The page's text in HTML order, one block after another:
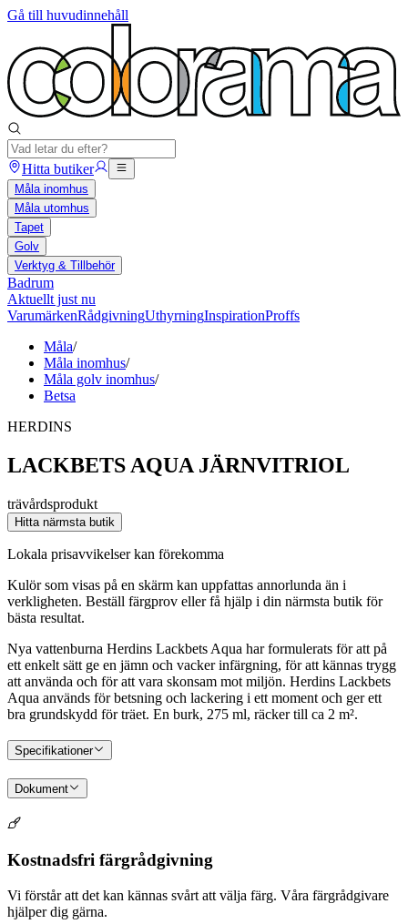
Gå till huvudinnehåll
Hitta butiker
Måla inomhus
Måla utomhus
Tapet
Golv
Verktyg & Tillbehör
Badrum
Aktuellt just nu
VarumärkenRådgivningUthyrningInspirationProffs
Måla/
Måla inomhus/
Måla golv inomhus/
Betsa
HERDINS
LACKBETS AQUA JÄRNVITRIOL
trävårdsprodukt
Hitta närmsta butik
Lokala prisavvikelser kan förekomma
Kulör som visas på en skärm kan uppfattas annorlunda än i
verkligheten. Beställ färgprov eller få hjälp i din närmsta butik för
bästa resultat.
Nya vattenburna Herdins Lackbets Aqua har formulerats för att på
ett enkelt sätt ge en jämn och vacker infärgning, för att kännas trygg
att använda och för att vara skonsam mot miljön. Herdins Lackbets
Aqua används för betsning och lackering i ett moment och ger ett
bra grundskydd för träet. En burk, 275 ml, räcker till ca 2 m².
Specifikationer
Dokument
Kostnadsfri färgrådgivning
Vi förstår att det kan kännas svårt att välja färg. Våra färgrådgivare
hjälper dig gärna.